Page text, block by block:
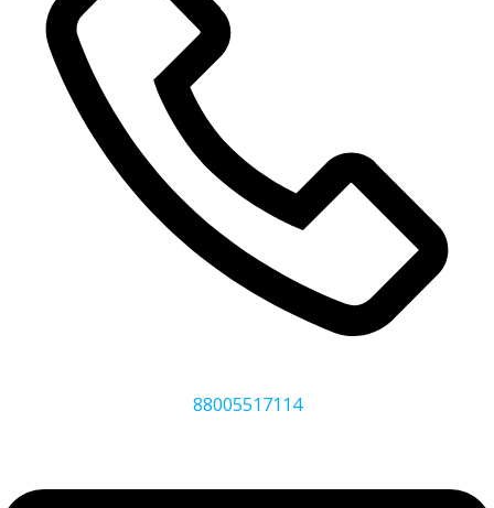
88005517114